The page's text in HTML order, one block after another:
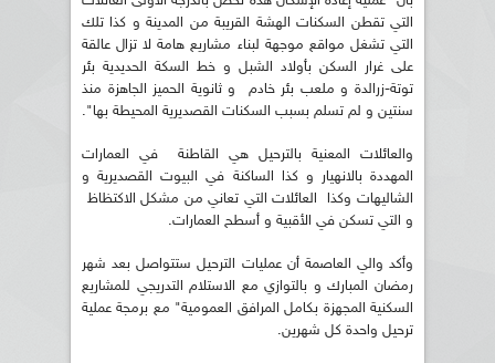
التي تقطن السكنات الهشة القريبة من المدينة و كذا تلك
التي تشغل مواقع موجهة لبناء مشاريع هامة لا تزال عالقة
على غرار السكن بأولاد الشبل و خط السكة الحديدية بئر
توتة-زرالدة و ملعب بئر خادم و ثانوية الحميز الجاهزة منذ
سنتين و لم تسلم بسبب السكنات القصديرية المحيطة بها".
والعائلات المعنية بالترحيل هي القاطنة في العمارات
المهددة بالانهيار و كذا الساكنة في البيوت القصديرية و
الشاليهات وكذا العائلات التي تعاني من مشكل الاكتظاظ
و التي تسكن في الأقبية و أسطح العمارات.
وأكد والي العاصمة أن عمليات الترحيل ستتواصل بعد شهر
رمضان المبارك و بالتوازي مع الاستلام التدريجي للمشاريع
السكنية المجهزة بكامل المرافق العمومية" مع برمجة عملية
ترحيل واحدة كل شهرين.